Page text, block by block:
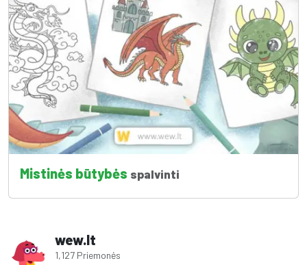
Mistinės būtybės spalvinti
wew.lt
1,127 Priemonės